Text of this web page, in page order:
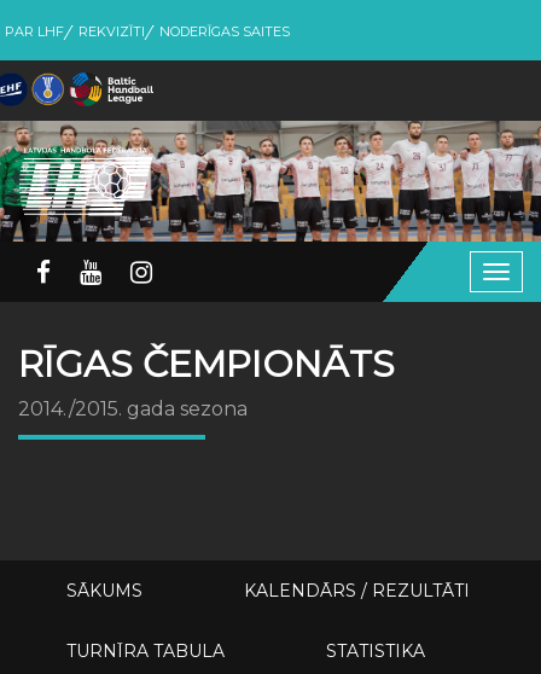
PAR LHF REKVIZĪTI NODERĪGAS SAITES
RĪGAS ČEMPIONĀTS
2014./2015. gada sezona
SĀKUMS KALENDĀRS / REZULTĀTI
TURNĪRA TABULA STATISTIKA